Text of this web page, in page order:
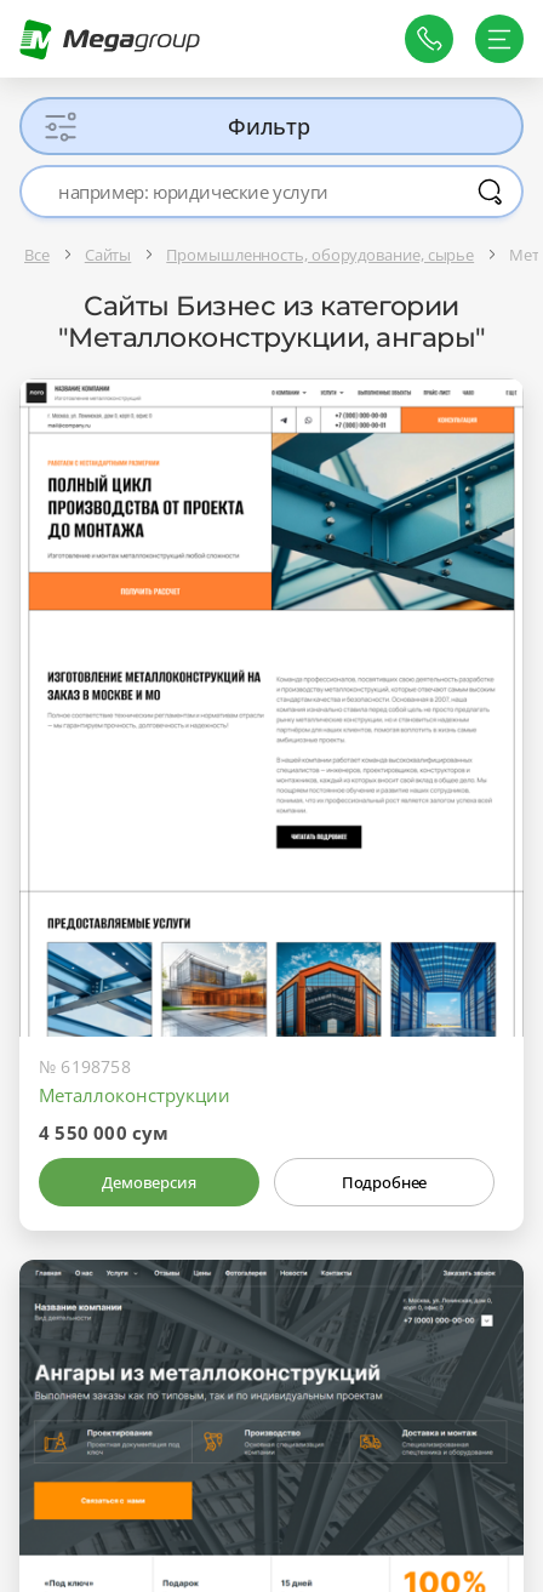
Фильтр
Все Сайты Промышленность, оборудование, сырье
Сайты Бизнес из категории
"Металлоконструкции, ангары"
№ 6198758
Металлоконструкции
4 550 000 сум
Демоверсия Подробнее